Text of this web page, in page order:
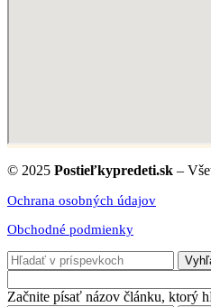
© 2025 Postieľkypredeti.sk –
Ochrana osobných údajov
Obchodné podmienky
Začnite písať názov článku, ktorý